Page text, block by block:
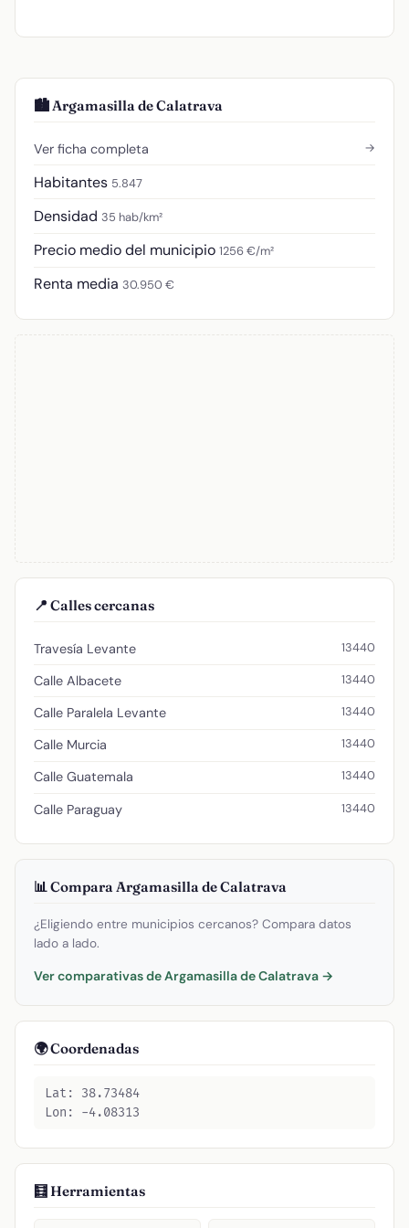
🏙️ Argamasilla de Calatrava
Ver ficha completa →
Habitantes 5.847
Densidad 35 hab/km²
Precio medio del municipio 1256 €/m²
Renta media 30.950 €
📍 Calles cercanas
Travesía Levante 13440
Calle Albacete 13440
Calle Paralela Levante 13440
Calle Murcia 13440
Calle Guatemala 13440
Calle Paraguay 13440
📊 Compara Argamasilla de Calatrava
¿Eligiendo entre municipios cercanos? Compara datos
lado a lado.
Ver comparativas de Argamasilla de Calatrava →
🌍 Coordenadas
Lat: 38.73484
Lon: -4.08313
🧮 Herramientas